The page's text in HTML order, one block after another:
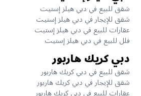
شقق للبيع في دبي هيلز إستيت
شقق للإيجار في دبي هيلز إستيت
عقارات للبيع في دبي هيلز إستيت
فلل للبيع في دبي هيلز إستيت
دبي كريك هاربور
شقق للبيع في دبي كريك هاربور
شقق للإيجار في دبي كريك هاربور